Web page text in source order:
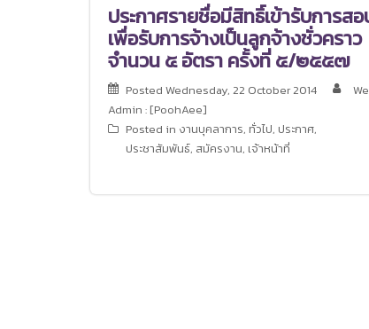
ประกาศรายชื่อมีสิทธิ์เข้ารับการส
เพื่อรับการจ้างเป็นลูกจ้างชั่วคราว
จำนวน ๕ อัตรา ครั้งที่ ๕/๒๕๕๗
Posted Wednesday, 22 October 2014
Admin : [PoohAee]
Posted in งานบุคลาการ, ทั่วไป, ประกาศ,
ประชาสัมพันธ์, สมัครงาน, เจ้าหน้าที่